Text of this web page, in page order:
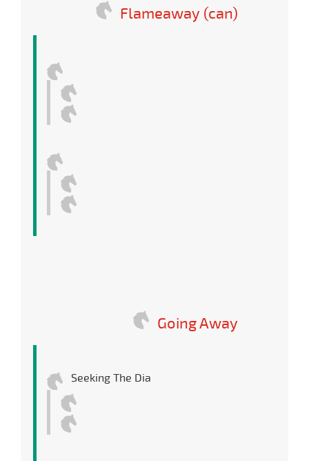
Flameaway (can)
Going Away
Seeking The Dia